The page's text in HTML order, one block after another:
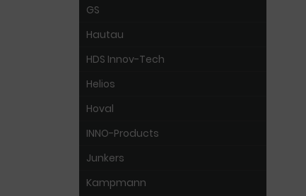
GS
Hautau
HDS Innov-Tech
Helios
Hoval
INNO-Products
Junkers
Kampmann